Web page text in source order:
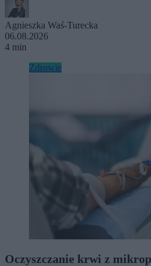
Agnieszka Waś-Turecka
06.08.2026
4 min
Zdrowie
Oczyszczanie krwi z